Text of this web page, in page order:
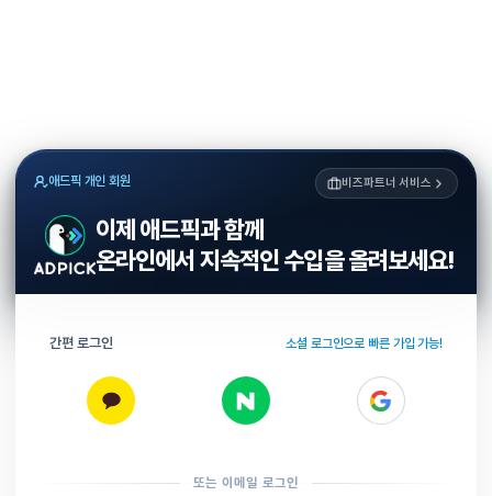
애드픽 개인 회원 비즈파트너 서비스
이제 애드픽과 함께
온라인에서 지속적인 수입을 올려보세요!
간편 로그인 소셜 로그인으로 빠른 가입 가능!
또는 이메일 로그인